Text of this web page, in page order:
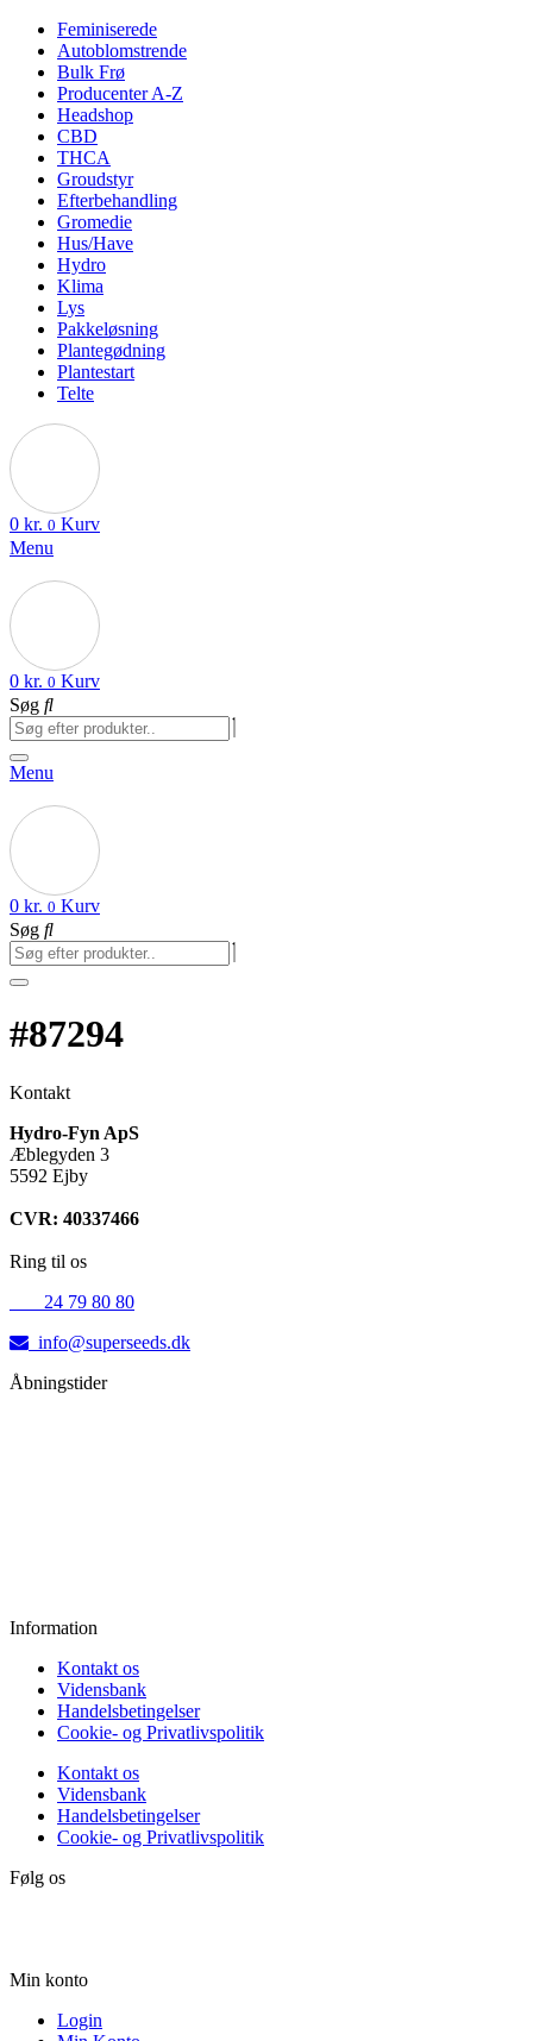
Feminiserede
Autoblomstrende
Bulk Frø
Producenter A-Z
Headshop
CBD
THCA
Groudstyr
Efterbehandling
Gromedie
Hus/Have
Hydro
Klima
Lys
Pakkeløsning
Plantegødning
Plantestart
Telte
0 kr. 0 Kurv
Menu
0 kr. 0 Kurv
Søg
Menu
0 kr. 0 Kurv
Søg
#87294
Kontakt
Hydro-Fyn ApS
Æblegyden 3
5592 Ejby
CVR: 40337466
Ring til os
24 79 80 80
info@superseeds.dk
Åbningstider
Information
Kontakt os
Vidensbank
Handelsbetingelser
Cookie- og Privatlivspolitik
Kontakt os
Vidensbank
Handelsbetingelser
Cookie- og Privatlivspolitik
Følg os
Min konto
Login